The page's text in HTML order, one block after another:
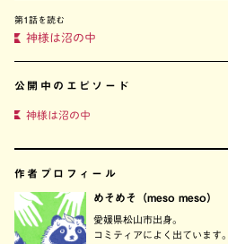
第1話を読む
神様は沼の中
公開中のエピソード
神様は沼の中
作者プロフィール
めそめそ（meso meso）
愛媛県松山市出身。
コミティアによく出ています。